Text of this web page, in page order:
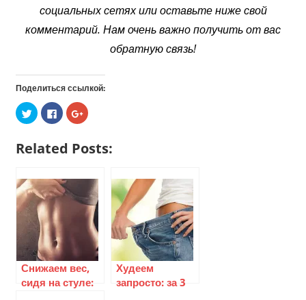
социальных сетях или оставьте ниже свой
комментарий. Нам очень важно получить от вас
обратную связь!
Поделиться ссылкой:
Нажмите,
чтобы
поделиться
Twitter
(Открывается
окне)
Нажмите
здесь,
чтобы
контентом
на
в
новом
окне)
Нажмите,
чтобы
Google+
(Открывается
окне)
Related Posts:
Снижаем вес,
сидя на стуле:
Худеем
запросто: за 3